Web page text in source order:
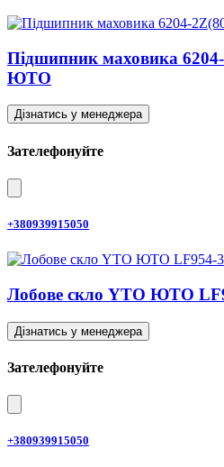
Підшипник маховика
ЮТО
Дізнатись у менеджера
Зателефонуйте
+380939915050
Лобове скло YTO ЮТО
Дізнатись у менеджера
Зателефонуйте
+380939915050